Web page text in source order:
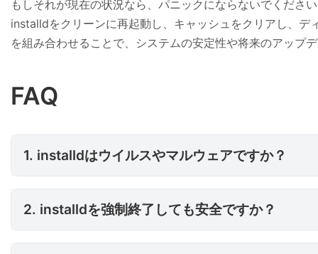
もしそれが現在の状況なら、パニックにならないでくださ
installdをクリーンに再起動し、キャッシュをクリアし、
を組み合わせることで、システムの安定性や将来のアップ
FAQ
1. installdはウイルスやマルウェアですか？
2. installdを強制終了しても安
2. installdを強制終了しても安全ですか？
3. 何もインストールしていな